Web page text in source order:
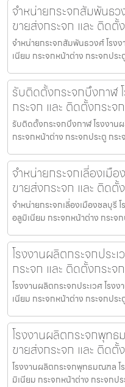
จำหน่ายกระจกสัมพันธว
ขายส่งกระจก และ ติด
จำหน่ายกระจกสัมพันธวงศ์ โรง
เนียม กระจกหน้าต่าง กระจกปร
รับติดตั้งกระจกบึงกาฬ
กระจก และ ติดตั้งกระ
รับติดตั้งกระจกบึงกาฬ โรงงาน
กระจกหน้าต่าง กระจกประตู กร
จำหน่ายกระจกเลี่องเมื
ขายส่งกระจก และ ติด
จำหน่ายกระจกเลี่องเมืองชลบุรี
อลูมิเนียม กระจกหน้าต่าง กระจ
โรงงานผลิตกระจกประ
กระจก และ ติดตั้งกระ
โรงงานผลิตกระจกประเวศ โรง
เนียม กระจกหน้าต่าง กระจกปร
โรงงานผลิตกระจกพุท
ขายส่งกระจก และ ติด
โรงงานผลิตกระจกพุทธมณฑล โ
มิเนียม กระจกหน้าต่าง กระจกป